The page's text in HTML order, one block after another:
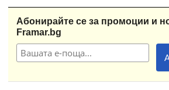
Абонирайте се за промоции и
Framar.bg